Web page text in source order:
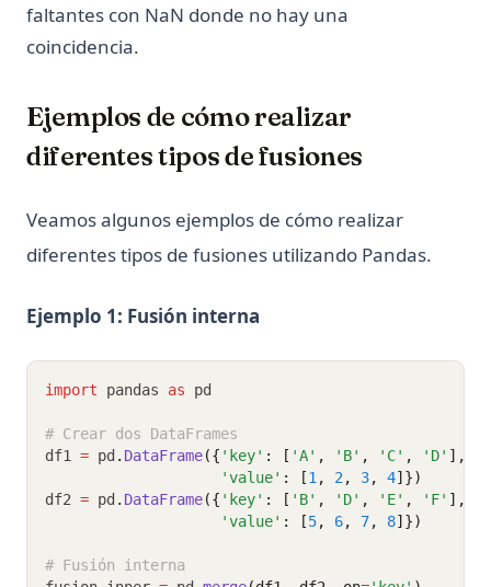
Construcción de Iteradores
Python subprocess: Ejecuta comandos externos desde
Python (Guía completa)
(Complete Guide)
Python unittest: Escribe y ejecuta pruebas unitarias (Guía
Python unittest: Write and Run Unit Tests (Complete Guide)
Python3 Linter: La guía definitiva para mejorar la calidad
Python3 Linter: The Ultimate Guide to Boosting Your Code
Quality
Python: Acelera Beautiful Soup - Mejora la Eficiencia de tu
Reducción de Dimensiones en Python: Principales Consejos
faltantes con NaN donde no hay una
coincidencia.
Ejemplos de cómo realizar
diferentes tipos de fusiones
Veamos algunos ejemplos de cómo realizar
diferentes tipos de fusiones utilizando Pandas.
Ejemplo 1: Fusión interna
import pandas as pd
# Crear dos DataFrames
df1 = pd . DataFrame({ 'key' : [ 'A' , 'B' , 'C' , 'D' ],
'value' : [1 , 2 , 3, 4]})
df2 = pd . DataFrame({ 'key' : [ 'B' , 'D' , 'E' , 'F' ],
'value' : [5, 6, 7, 8]})
# Fusión interna